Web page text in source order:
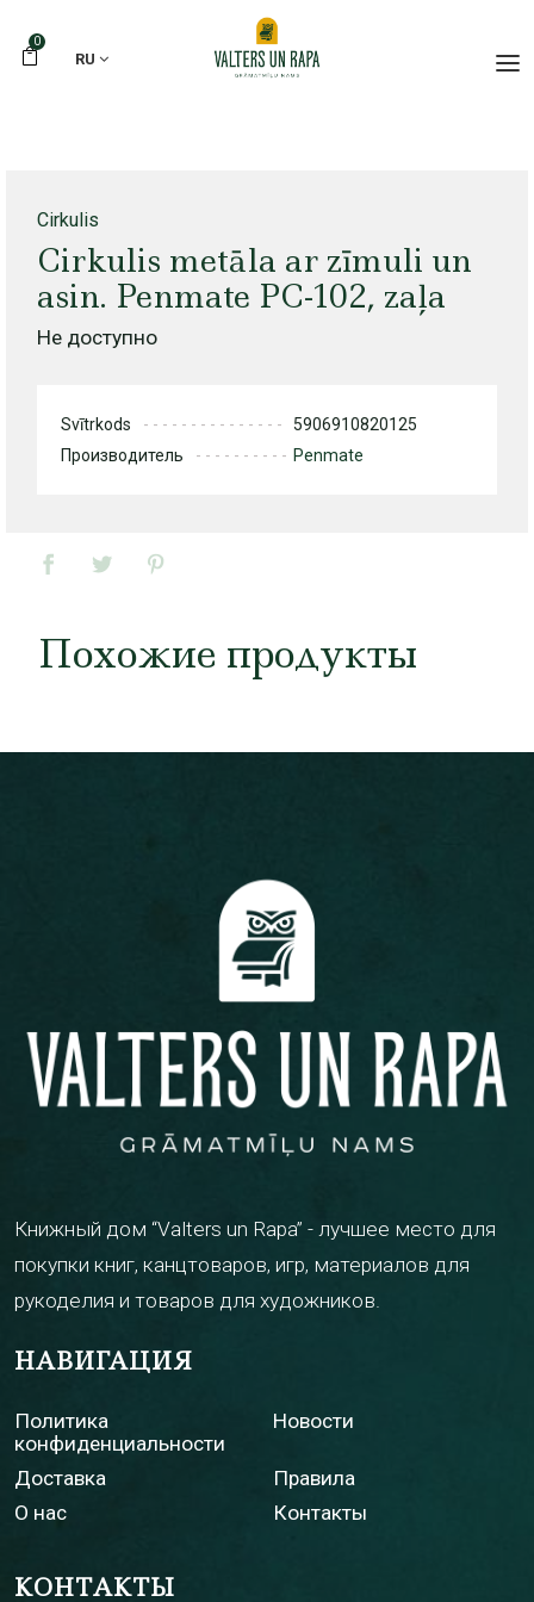
0
RU
Cirkulis
Cirkulis metāla ar zīmuli un
asin. Penmate PC-102, zaļa
Не доступно
Svītrkods
5906910820125
Производитель
Penmate
Похожие продукты
Книжный дом “Valters un Rapa” - лучшее место для
покупки книг, канцтоваров, игр, материалов для
рукоделия и товаров для художников.
НАВИГАЦИЯ
Политика
конфиденциальности
Новости
Доставка
Правила
О нас
Контакты
КОНТАКТЫ